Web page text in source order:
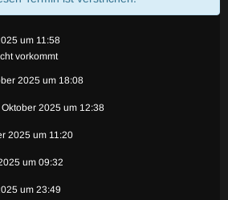
um 11:58
vorkommt
2025 um 18:08
Oktober 2025 um 12:38
2025 um 11:20
um 09:32
um 23:49